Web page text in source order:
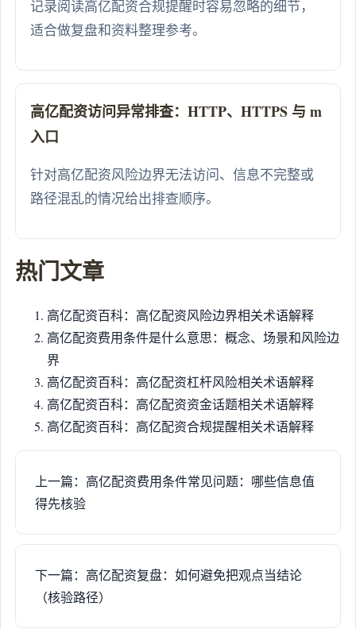
记录阅读高亿配资合规提醒时容易忽略的细节，
适合做复盘和资料整理参考。
高亿配资访问异常排查：HTTP、HTTPS 与 m
入口
针对高亿配资风险边界无法访问、信息不完整或
路径混乱的情况给出排查顺序。
热门文章
高亿配资百科：高亿配资风险边界相关术语解释
高亿配资费用条件是什么意思：概念、场景和风险边
界
高亿配资百科：高亿配资杠杆风险相关术语解释
高亿配资百科：高亿配资资金话题相关术语解释
高亿配资百科：高亿配资合规提醒相关术语解释
上一篇：高亿配资费用条件常见问题：哪些信息值
得先核验
下一篇：高亿配资复盘：如何避免把观点当结论
（核验路径）